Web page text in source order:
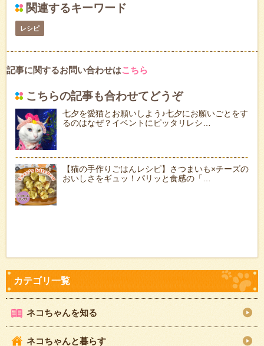
関連するキーワード
レシピ
記事に関するお問い合わせはこちら
こちらの記事も合わせてどうぞ
七夕を愛猫とお願いしよう♪七夕にお願いごとをす
るのはなぜ？イベントにピッタリレシ…
【猫の手作りごはんレシピ】さつまいも×チーズの
おいしさをギュッ！パリッと食感の「…
ネコちゃんを知る
ネコちゃんと暮らす